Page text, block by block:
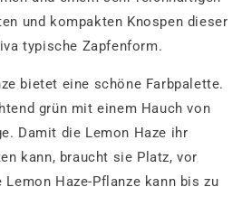
und kompakten Knospen dieser
typische Zapfenform.
bietet eine schöne Farbpalette.
grün mit einem Hauch von
Damit die Lemon Haze ihr
kann, braucht sie Platz, vor
Haze-Pflanze kann bis zu